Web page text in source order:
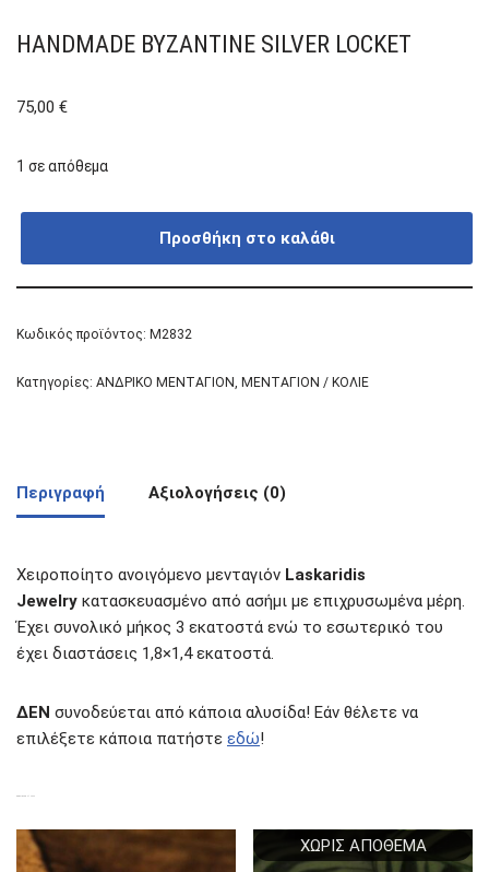
HANDMADE BYZANTINE SILVER LOCKET
75,00 €
1 σε απόθεμα
Προσθήκη στο καλάθι
Κωδικός προϊόντος: M2832
Κατηγορίες: ΑΝΔΡΙΚΟ ΜΕΝΤΑΓΙΟΝ ΜΕΝΤΑΓΙΟΝ / ΚΟΛΙΕ
Περιγραφή Αξιολογήσεις (0)
Χειροποίητο ανοιγόμενο μενταγιόν Laskaridis
Jewelry κατασκευασμένο από ασήμι με επιχρυσωμένα μέρη.
Έχει συνολικό μήκος 3 εκατοστά ενώ το εσωτερικό του
έχει διαστάσεις 1,8×1,4 εκατοστά.
ΔΕΝ συνοδεύεται από κάποια αλυσίδα! Εάν θέλετε να
επιλέξετε κάποια πατήστε εδώ!
ΧΩΡΊΣ ΑΠΌΘΕΜΑ